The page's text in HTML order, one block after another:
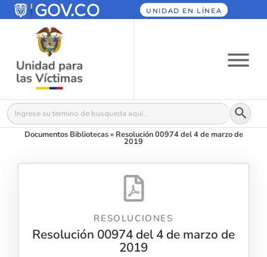
UNIDAD EN LÍNEA
Buscar: Botón
Documentos Bibliotecas» Resolución 00974 del 4 de marzo de
2019
RESOLUCIONES
Resolución 00974 del 4 de marzo de
2019